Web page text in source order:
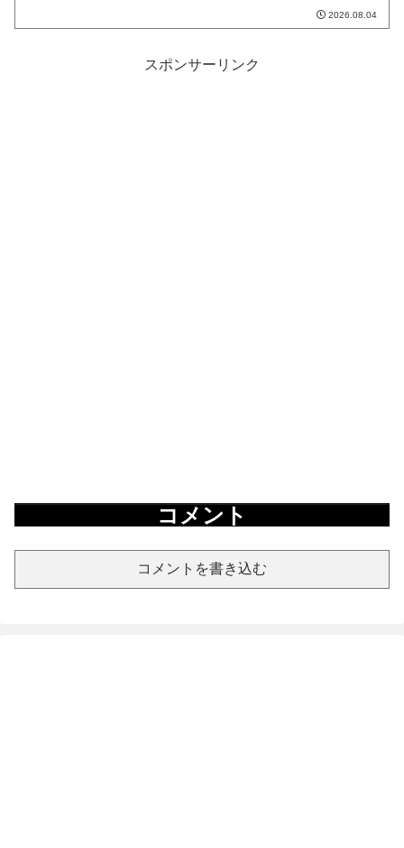
2026.08.04
スポンサーリンク
コメント
コメントを書き込む